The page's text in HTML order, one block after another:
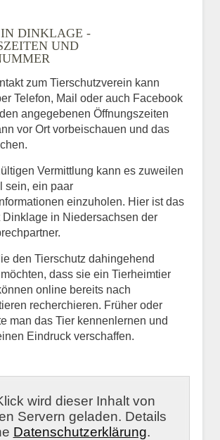
DINKLAGE -
UND
zum Tierschutzverein kann
Telefon, Mail oder auch Facebook
angegebenen Öffnungszeiten
vor Ort vorbeischauen und das
Vermittlung kann es zuweilen
sein, ein paar
einzuholen. Hier ist das
Dinklage in Niedersachsen der
den Tierschutz dahingehend
dass sie ein Tierheimtier
online bereits nach
recherchieren. Früher oder
man das Tier kennenlernen und
Eindruck verschaffen.
wird dieser Inhalt von
Servern geladen. Details
Datenschutzerklärung.